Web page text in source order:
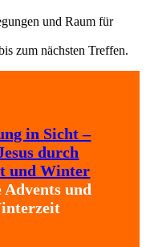
und Raum für
zum nächsten Treffen.
in Sicht –
durch
und Winter
und